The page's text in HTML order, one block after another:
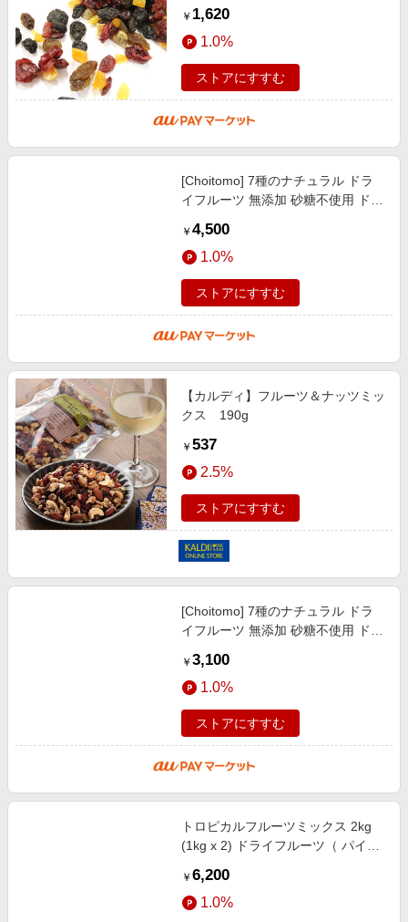
￥ 1,620
1.0%
ストアにすすむ
[Choitomo] 7種のナチュラル ドラ
イフルーツ 無添加 砂糖不使用 ドラ
イナップル バナナ グリーン レー
￥ 4,500
1.0%
ストアにすすむ
【カルディ】フルーツ＆ナッツミッ
クス 190g
￥ 537
2.5%
ストアにすすむ
[Choitomo] 7種のナチュラル ドラ
イフルーツ 無添加 砂糖不使用 ドラ
イナップル バナナ グリーン レー
￥ 3,100
1.0%
ストアにすすむ
トロピカルフルーツミックス 2kg
(1kg x 2) ドライフルーツ（ パイン
ーズン グリンレーズン)
￥ 6,200
1.0%